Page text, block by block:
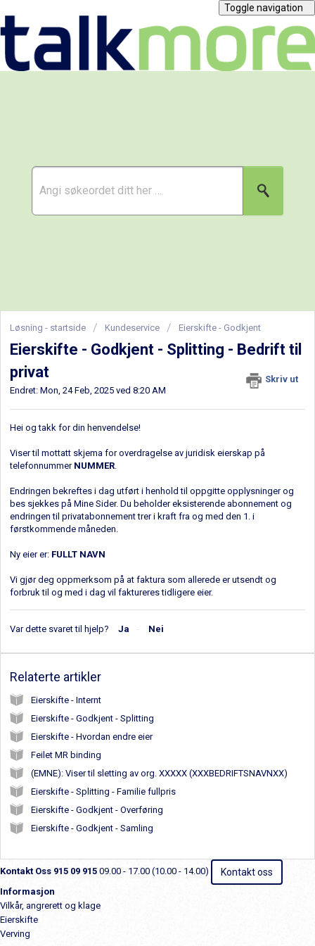
Toggle navigation
Løsning - startside Kundeservice Eierskifte - Godkjent
Eierskifte - Godkjent - Splitting - Bedrift til
privat
Skriv ut
Endret: Mon, 24 Feb, 2025 ved 8:20 AM
Hei og takk for din henvendelse!
Viser til mottatt skjema for overdragelse av juridisk eierskap på
telefonnummer NUMMER
Endringen bekreftes i dag utført i henhold til oppgitte opplysninger og
bes sjekkes på Mine Sider. Du beholder eksisterende abonnement og
endringen til privatabonnement trer i kraft fra og med den 1. i
førstkommende måneden.
Ny eier er: FULLT NAVN
Vi gjør deg oppmerksom på at faktura som allerede er utsendt og
forbruk til og med i dag vil faktureres tidligere eier.
Var dette svaret til hjelp? Ja Nei
Relaterte artikler
Eierskifte - Internt
Eierskifte - Godkjent - Splitting
Eierskifte - Hvordan endre eier
Feilet MR binding
(EMNE): Viser til sletting av org. XXXXX (XXXBEDRIFTSNAVNXX)
Eierskifte - Splitting - Familie fullpris
Eierskifte - Godkjent - Overføring
Eierskifte - Godkjent - Samling
Kontakt Oss 915 09 915 09.00 - 17.00 (10.00 - 14.00) Kontakt oss
Informasjon
Vilkår, angrerett og klage
Eierskifte
Verving